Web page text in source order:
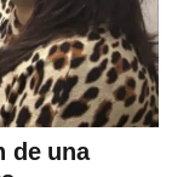
de una